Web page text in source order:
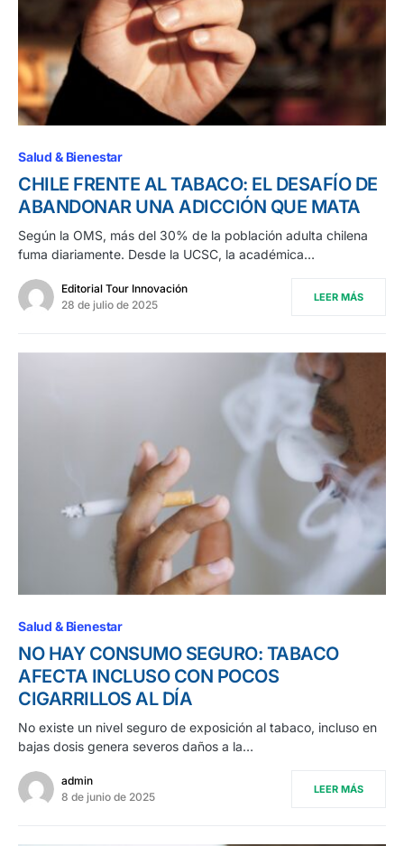
Salud & Bienestar
CHILE FRENTE AL TABACO: EL DESAFÍO DE
ABANDONAR UNA ADICCIÓN QUE MATA
Según la OMS, más del 30% de la población adulta chilena
fuma diariamente. Desde la UCSC, la académica…
Editorial Tour Innovación
28 de julio de 2025
LEER MÁS
Salud & Bienestar
NO HAY CONSUMO SEGURO: TABACO
AFECTA INCLUSO CON POCOS
CIGARRILLOS AL DÍA
No existe un nivel seguro de exposición al tabaco, incluso en
bajas dosis genera severos daños a la…
admin
8 de junio de 2025
LEER MÁS